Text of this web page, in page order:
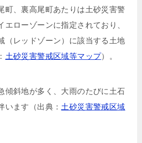
町、裏高尾町あたりは土砂災害警
エローゾーンに指定されており、
（レッドゾーン）に該当する土地
土砂災害警戒区域等マップ）。
傾斜地が多く、大雨のたびに土石
います（出典： 土砂災害警戒区域